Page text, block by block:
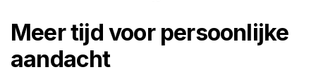
Meer tijd voor persoonlijke
aandacht